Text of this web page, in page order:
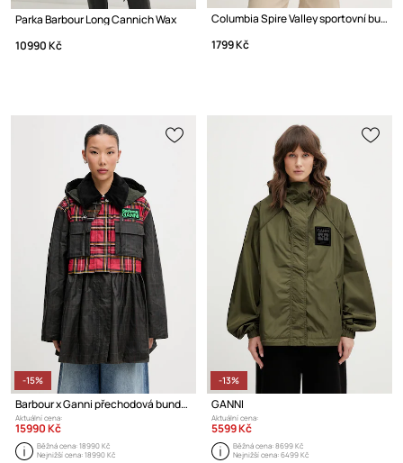
Parka Barbour Long Cannich Wax
10990 Kč
Columbia Spire Valley sportovní bunda dámská
1799 Kč
-15%
Barbour x Ganni přechodová bunda bavlněná
Aktuální cena:
15990 Kč
Běžná cena:18990 Kč
Nejnižší cena:18990 Kč
-13%
GANNI
Aktuální cena:
5599 Kč
Běžná cena:8699 Kč
Nejnižší cena:6499 Kč